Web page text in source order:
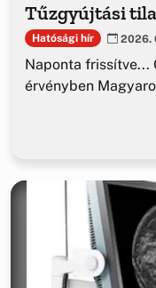
Tűzgyújtási
Hatósági hír 2026.
Naponta frissítve...
érvényben